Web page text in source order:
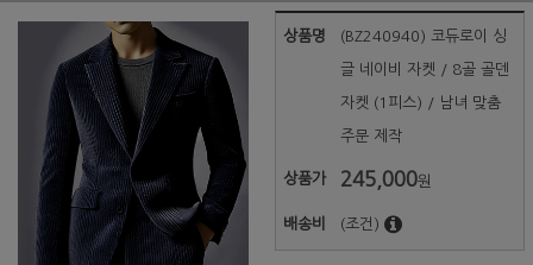
상품명 (BZ240940) 코듀로이 싱
글 네이비 자켓 / 8골 골덴
자켓 (1피스) / 남녀 맞춤
주문 제작
상품가 245,000원
배송비 (조건)